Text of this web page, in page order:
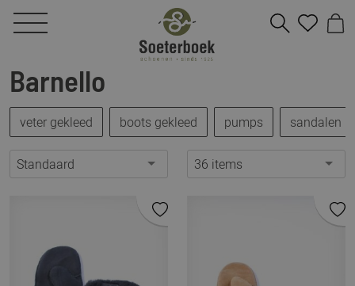
Barnello
veter gekleed boots gekleed pumps sandalen
Standaard 36 items